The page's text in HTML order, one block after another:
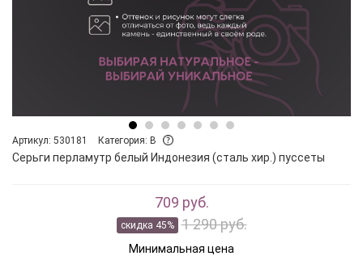
Артикул: 530181 Категория: B
Серьги перламутр белый Индонезия (сталь хир.) пуссеты
709 руб.
скидка 45% 1 290 руб.
Минимальная цена